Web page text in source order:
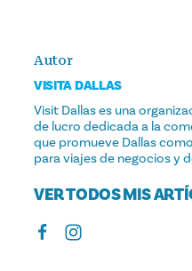
Autor
VISITA DALLAS
Visit Dallas es una
de lucro dedicada a la
que promueve Dallas
para viajes de negocios y
VER TODOS MIS